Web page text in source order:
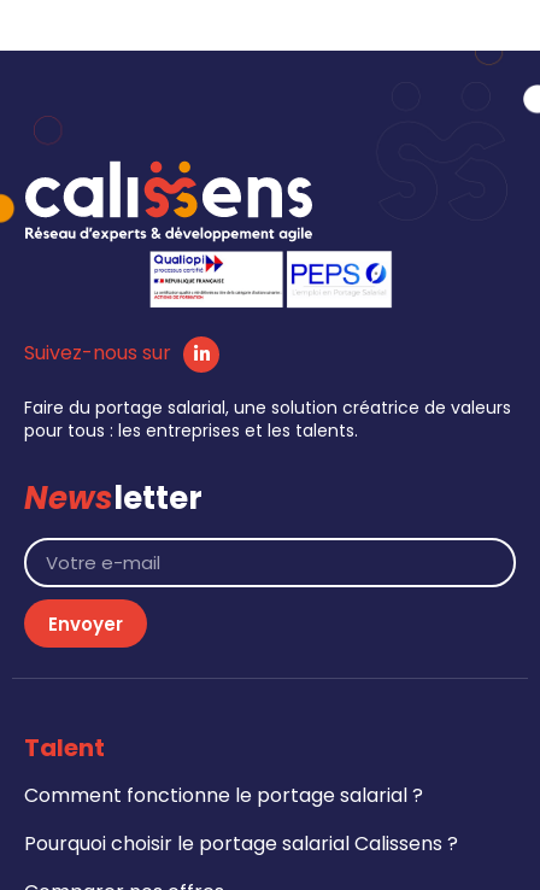
Suivez-nous sur
Faire du portage salarial, une solution créatrice de valeurs
pour tous : les entreprises et les talents.
Newsletter
Envoyer
Talent
Comment fonctionne le portage salarial ?
Pourquoi choisir le portage salarial Calissens ?